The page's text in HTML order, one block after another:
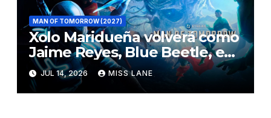
MAN OF TOMORROW (2027)
Xolo Maridueña volverá como
Jaime Reyes, Blue Beetle, en
«Man Of Tomorrow
JUL 14, 2026 MISS LANE